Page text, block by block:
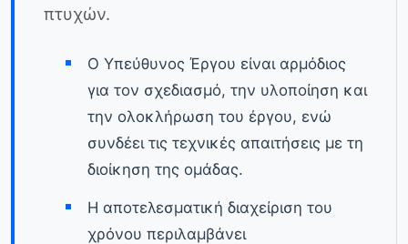
πτυχών.
Ο Υπεύθυνος Έργου είναι αρμόδιος
για τον σχεδιασμό, την υλοποίηση και
την ολοκλήρωση του έργου, ενώ
συνδέει τις τεχνικές απαιτήσεις με τη
διοίκηση της ομάδας.
Η αποτελεσματική διαχείριση του
χρόνου περιλαμβάνει